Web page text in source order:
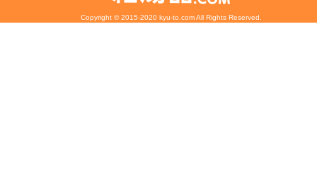
Copyright © 2015-2020 kyu-to.com All Rights Reserved.